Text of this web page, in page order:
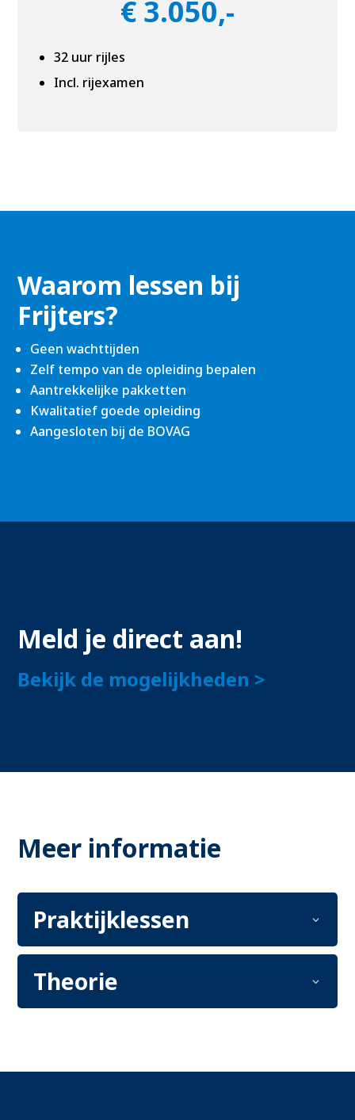
€ 3.050,-
32 uur rijles
Incl. rijexamen
Waarom lessen bij
Frijters?
Geen wachttijden
Zelf tempo van de opleiding bepalen
Aantrekkelijke pakketten
Kwalitatief goede opleiding
Aangesloten bij de BOVAG
Meld je direct aan!
Bekijk de mogelijkheden >
Meer informatie
Praktijklessen
Theorie